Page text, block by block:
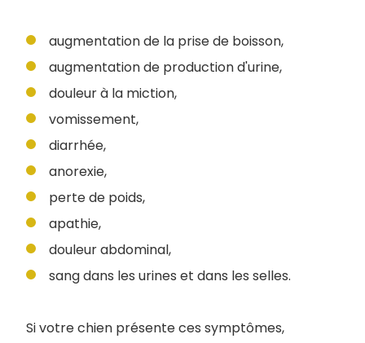
augmentation de la prise de boisson,
augmentation de production d'urine,
douleur à la miction,
vomissement,
diarrhée,
anorexie,
perte de poids,
apathie,
douleur abdominal,
sang dans les urines et dans les selles.
Si votre chien présente ces symptômes,